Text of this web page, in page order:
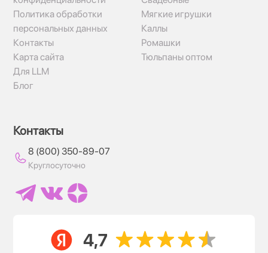
Политика обработки
персональных данных
Контакты
Карта сайта
Для LLM
Блог
Мягкие игрушки
Каллы
Ромашки
Тюльпаны оптом
Контакты
8 (800) 350-89-07
Круглосуточно